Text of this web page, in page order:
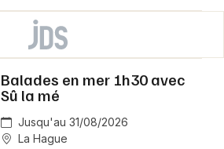
Balades en mer 1h30 avec
Sû la mé
Jusqu'au 31/08/2026
La Hague